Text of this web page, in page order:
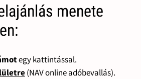
menete
egy kattintással.
(NAV online adóbevallás).